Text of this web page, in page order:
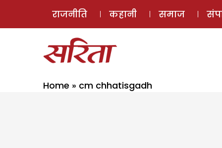
राजनीति कहानी समाज
Home » cm chhatisgadh